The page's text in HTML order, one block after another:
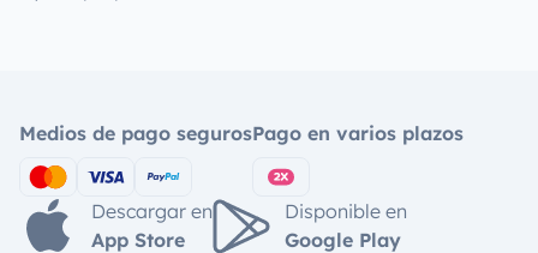
Medios de pago segurosPago en varios plazos
Descargar en
App Store
Disponible en
Google Play